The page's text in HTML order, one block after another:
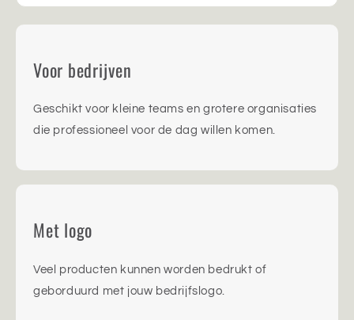
Voor bedrijven
Geschikt voor kleine teams en grotere organisaties
die professioneel voor de dag willen komen.
Met logo
Veel producten kunnen worden bedrukt of
geborduurd met jouw bedrijfslogo.